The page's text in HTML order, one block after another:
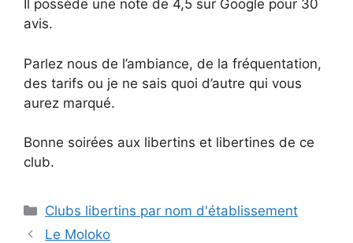
Il possède une note de 4,5 sur Google pour 30
avis.
Parlez nous de l’ambiance, de la fréquentation,
des tarifs ou je ne sais quoi d’autre qui vous
aurez marqué.
Bonne soirées aux libertins et libertines de ce
club.
Catégories
Clubs libertins par nom d'établissement
Le Moloko